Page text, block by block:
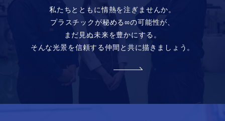
私たちとともに情熱を注ぎませんか。
プラスチックが秘める∞の可能性が、
まだ見ぬ未来を豊かにする。
そんな光景を信頼する仲間と共に描きましょう。